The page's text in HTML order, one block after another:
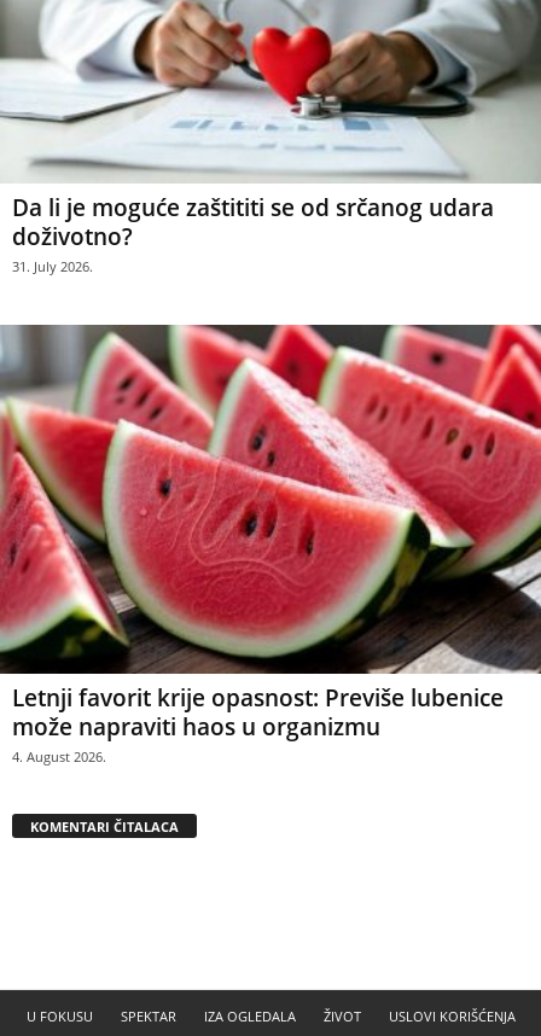
Da li je moguće zaštititi se od srčanog udara
doživotno?
31. July 2026.
Letnji favorit krije opasnost: Previše lubenice
može napraviti haos u organizmu
4. August 2026.
KOMENTARI ČITALACA
U FOKUSU SPEKTAR IZA OGLEDALA ŽIVOT USLOVI KORIŠĆENJA